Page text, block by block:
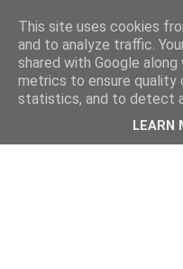
This site uses cookies
and to analyze traffic.
shared with Google
metrics to ensure quality
statistics, and to detect
LEARN